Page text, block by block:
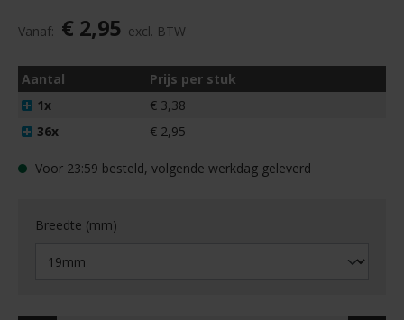
Vanaf: € 2,95 excl. BTW
Aantal
Prijs per stuk
1x
€ 3,38
36x
€ 2,95
Voor 23:59 besteld, volgende werkdag geleverd
Breedte (mm)